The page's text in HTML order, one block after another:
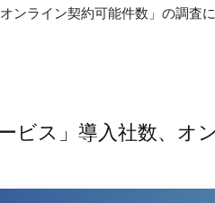
ライン契約可能件数」の調査に
ビス」導入社数、オ